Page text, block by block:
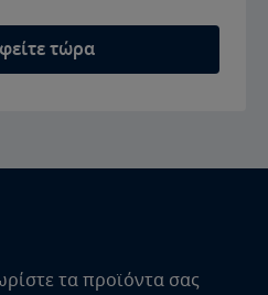
τώρα
τα προϊόντα σας